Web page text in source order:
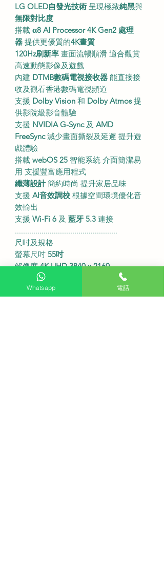
LG OLED自發光技術 呈現極致純黑與
無限對比度
搭載 α8 AI Processor 4K Gen2 處理
器 提供更優質的4K畫質
120Hz刷新率 畫面流暢順滑 適合觀賞
高速動態影像及遊戲
內建 DTMB數碼電視接收器 能直接接
收及觀看香港數碼電視頻道
支援 Dolby Vision 和 Dolby Atmos提
供影院級影音體驗
支援 NVIDIA G-Sync及 AMD
FreeSync減少畫面撕裂及延遲 提升遊
戲體驗
搭載 webOS 25 智能系統 介面簡潔易
用 支援豐富應用程式
纖薄設計簡約時尚 提升家居品味
支援 AI音效調校 根據空間環境優化音
效輸出
支援 Wi-Fi 6 及 藍牙 5.3 連接
..................................................
尺吋及規格
螢幕尺吋 55吋
解像度4K UHD 3840 x 2160
連底座尺吋（闊x高x深）
1228 x 772 x
235毫米
Whatsapp 電話